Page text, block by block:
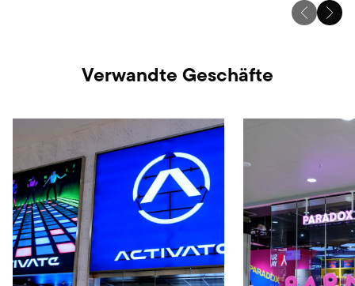
Verwandte Geschäfte